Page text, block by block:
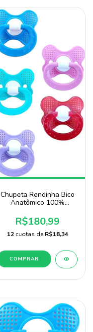
Chupeta Rendinha Bico
Anatômico 100%
Pacote 120 Unidades
R$180,99
12 cuotas deR$18,34
COMPRAR